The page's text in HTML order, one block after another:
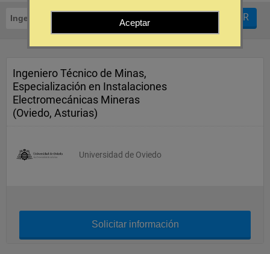
Ingeniería Metalúrgica Oviedo FILTRAR
Ingeniero Técnico de Minas,
Especialización en Instalaciones
Electromecánicas Mineras
(Oviedo, Asturias)
Universidad de Oviedo
Solicitar información
Aceptar